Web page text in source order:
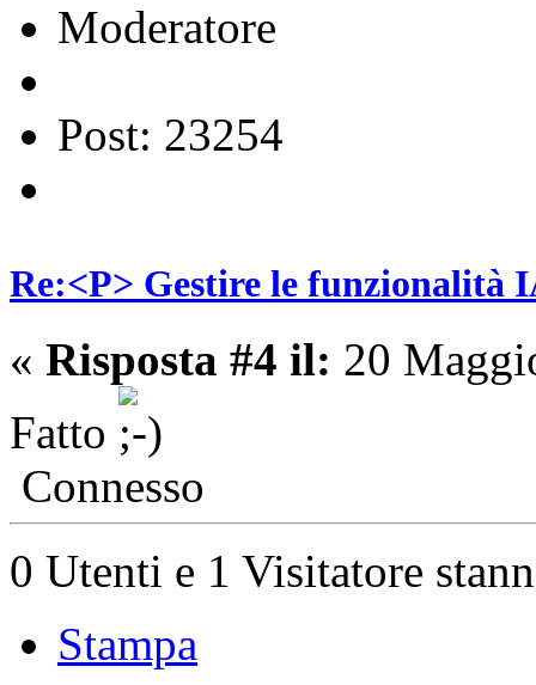
Moderatore
Post: 23254
Re:<P> Gestire le funzionalità
« Risposta #4 il: 20
Fatto
Connesso
0 Utenti e 1 Visitatore
Stampa